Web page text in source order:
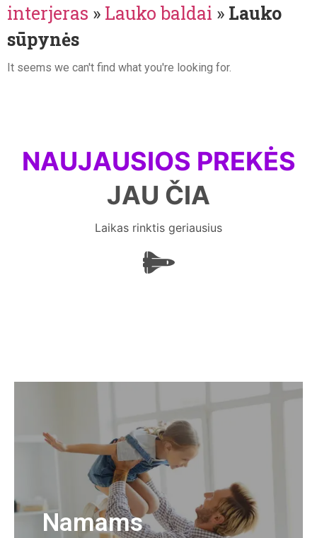
interjeras » Lauko baldai » Lauko
sūpynės
It seems we can't find what you're looking for.
NAUJAUSIOS PREKĖS
JAU ČIA
Laikas rinktis geriausius
Namams